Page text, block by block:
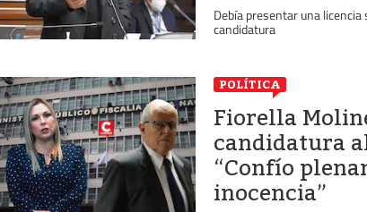
Debía presentar una
candidatura
POLÍTICA
Fiorella
candidatura
“Confío
inocencia”